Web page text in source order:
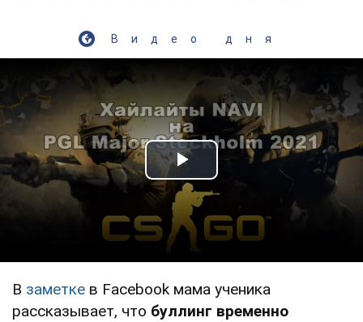
Видео дня
Play Video
В заметке в Facebook мама ученика
рассказывает, что буллинг временно